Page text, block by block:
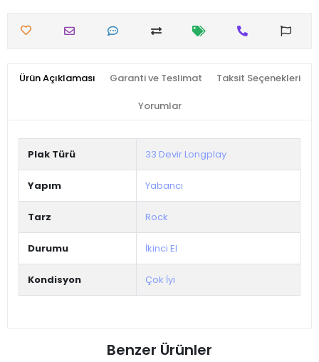
Ürün Açıklaması Garanti ve Teslimat Taksit Seçenekleri
Yorumlar
Plak Türü 33 Devir Longplay
Yapım Yabancı
Tarz Rock
Durumu İkinci El
Kondisyon Çok İyi
Benzer Ürünler